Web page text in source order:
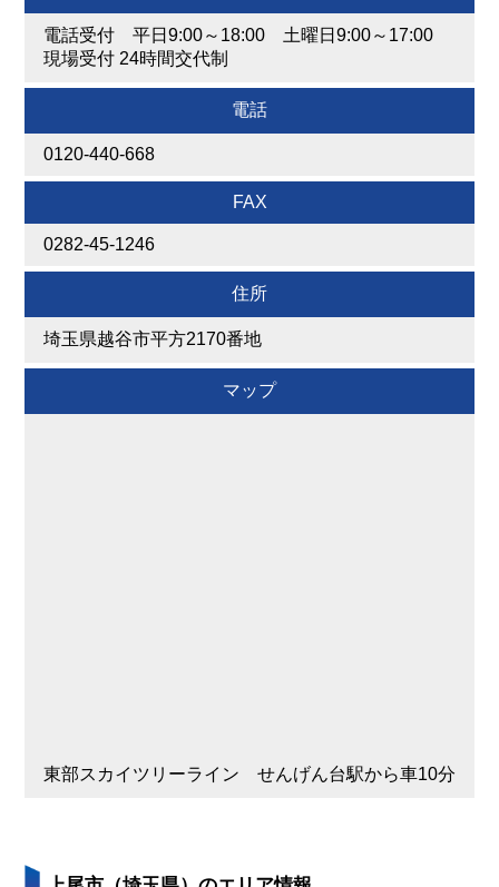
電話受付 平日9:00～18:00 土曜日9:00～17:00
現場受付 24時間交代制
電話
0120-440-668
FAX
0282-45-1246
住所
埼玉県越谷市平方2170番地
マップ
東部スカイツリーライン せんげん台駅から車10分